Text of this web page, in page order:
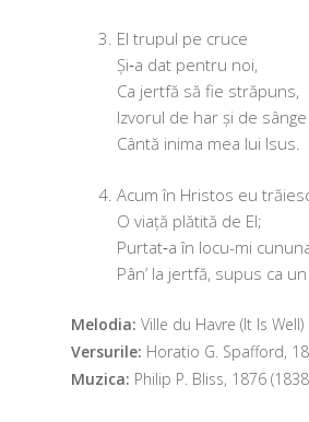
El tru­pul pe cruce
Și‑a dat pen­tru noi,
Ca jert­fă să fie străpuns,
Izvorul de har și de sân­ge
Cântă ini­ma mea lui Isus.
Acum în Hristos eu
O via­ță plăti­tă de El;
Purtat‑a în locu-mi
Pân’ la jert­fă, supus ca un
Melodia: Ville du Havre (It Is Well)
Versurile: Horatio G. Spafford,
Muzica: Philip P. Bliss, 1876